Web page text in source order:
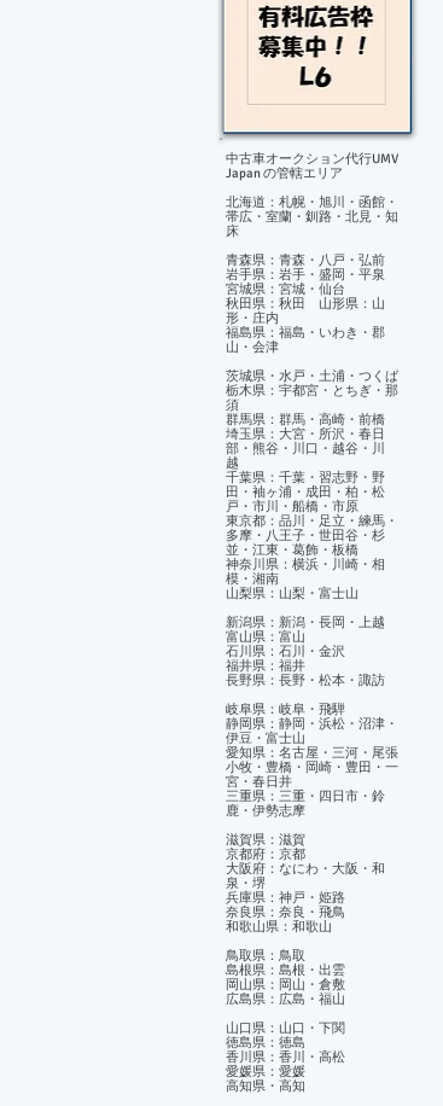
中古車オークション代行UMV
Japan の管轄エリア
北海道：札幌・旭川・函館・
帯広・室蘭・釧路・北見・知
床
青森県：青森・八戸・弘前
岩手県：岩手・盛岡・平泉
宮城県：宮城・仙台
秋田県：秋田 山形県：山
形・庄内
福島県：福島・いわき・郡
山・会津
茨城県・水戸・土浦・つくば
栃木県：宇都宮・とちぎ・那
須
群馬県：群馬・高崎・前橋
埼玉県：大宮・所沢・春日
部・熊谷・川口・越谷・川
越
千葉県：千葉・習志野・野
田・袖ヶ浦・成田・柏・松
戸・市川・船橋・市原
東京都：品川・足立・練馬・
多摩・八王子・世田谷・杉
並・江東・葛飾・板橋
神奈川県：横浜・川崎・相
模・湘南
山梨県：山梨・富士山
新潟県：新潟・長岡・上越
富山県：富山
石川県：石川・金沢
福井県：福井
長野県：長野・松本・諏訪
岐阜県：岐阜・飛騨
静岡県：静岡・浜松・沼津・
伊豆・富士山
​愛知県：名古屋・三河・尾張
小牧・豊橋・岡崎・豊田・一
宮・春日井
三重県：三重・四日市・鈴
鹿・伊勢志摩
滋賀県：滋賀
京都府：京都
大阪府：なにわ・大阪・和
泉・堺
兵庫県：神戸・姫路
奈良県：奈良・飛鳥
和歌山県：和歌山
鳥取県：鳥取
島根県：島根・出雲
岡山県：岡山・倉敷
広島県：広島・福山
山口県：山口・下関
徳島県：徳島
香川県：香川・高松
愛媛県：愛媛
​高知県・高知